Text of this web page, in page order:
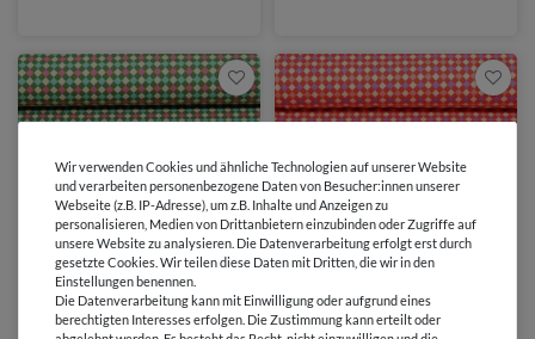
11,95 € 11,95 €
Wir verwenden Cookies und ähnliche Technologien auf unserer Website
und verarbeiten personenbezogene Daten von Besucher:innen unserer
Webseite (z.B. IP-Adresse), um z.B. Inhalte und Anzeigen zu
personalisieren, Medien von Drittanbietern einzubinden oder Zugriffe auf
unsere Website zu analysieren. Die Datenverarbeitung erfolgt erst durch
gesetzte Cookies. Wir teilen diese Daten mit Dritten, die wir in den
Einstellungen benennen.
Die Datenverarbeitung kann mit Einwilligung oder aufgrund eines
berechtigten Interesses erfolgen. Die Zustimmung kann erteilt oder